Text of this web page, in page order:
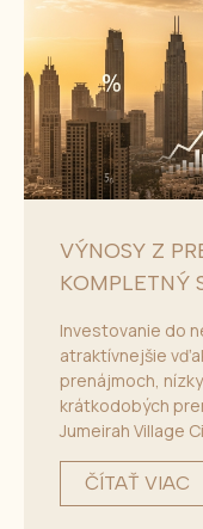
VÝNOSY Z
KOMPLETNÝ
Investovanie do
atraktívnejšie
prenájmoch,
krátkodobých
Jumeirah Village
ČÍTAŤ VIAC